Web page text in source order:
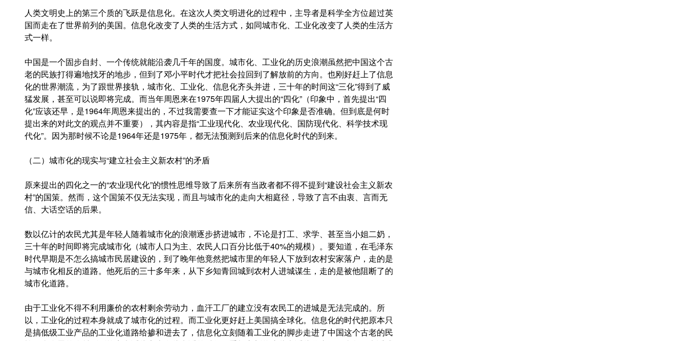
人类文明史上的第三个质的飞跃是信息化。在这次人类文明进化的过程中，主导者是科学全方位超过英
国而走在了世界前列的美国。信息化改变了人类的生活方式，如同城市化、工业化改变了人类的生活方
式一样。
中国是一个固步自封、一个传统就能沿袭几千年的国度。城市化、工业化的历史浪潮虽然把中国这个古
老的民族打得遍地找牙的地步，但到了邓小平时代才把社会拉回到了解放前的方向。也刚好赶上了信息
化的世界潮流，为了跟世界接轨，城市化、工业化、信息化齐头并进，三十年的时间这“三化”得到了威
猛发展，甚至可以说即将完成。而当年周恩来在1975年四届人大提出的“四化”（印象中，首先提出“四
化”应该还早，是1964年周恩来提出的，不过我需要查一下才能证实这个印象是否准确。但到底是何时
提出来的对此文的观点并不重要），其内容是指“工业现代化、农业现代化、国防现代化、科学技术现
代化”。因为那时候不论是1964年还是1975年，都无法预测到后来的信息化时代的到来。
（二）城市化的现实与“建立社会主义新农村”的矛盾
原来提出的四化之一的“农业现代化”的惯性思维导致了后来所有当政者都不得不提到“建设社会主义新农
村”的国策。然而，这个国策不仅无法实现，而且与城市化的走向大相庭径，导致了言不由衷、言而无
信、大话空话的后果。
数以亿计的农民尤其是年轻人随着城市化的浪潮逐步挤进城市，不论是打工、求学、甚至当小姐二奶，
三十年的时间即将完成城市化（城市人口为主、农民人口百分比低于40%的规模）。要知道，在毛泽东
时代早期是不怎么搞城市民居建设的，到了晚年他竟然把城市里的年轻人下放到农村安家落户，走的是
与城市化相反的道路。他死后的三十多年来，从下乡知青回城到农村人进城谋生，走的是被他阻断了的
城市化道路。
由于工业化不得不利用廉价的农村剩余劳动力，血汗工厂的建立没有农民工的进城是无法完成的。所
以，工业化的过程本身就成了城市化的过程。而工业化更好赶上美国搞全球化。信息化的时代把原本只
是搞低级工业产品的工业化道路给掺和进去了，信息化立刻随着工业化的脚步走进了中国这个古老的民